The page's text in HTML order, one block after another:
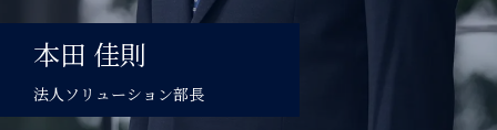
本田 佳則
法人ソリューション部長